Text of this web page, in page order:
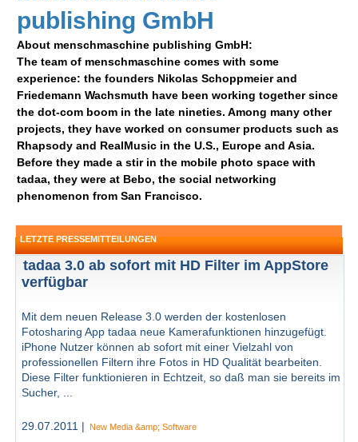
publishing GmbH
About menschmaschine publishing GmbH:
The team of menschmaschine comes with some
experience: the founders Nikolas Schoppmeier and
Friedemann Wachsmuth have been working together since
the dot-com boom in the late nineties. Among many other
projects, they have worked on consumer products such as
Rhapsody and RealMusic in the U.S., Europe and Asia.
Before they made a stir in the mobile photo space with
tadaa, they were at Bebo, the social networking
phenomenon from San Francisco.
LETZTE PRESSEMITTEILUNGEN
tadaa 3.0 ab sofort mit HD Filter im AppStore
verfügbar
Mit dem neuen Release 3.0 werden der kostenlosen
Fotosharing App tadaa neue Kamerafunktionen hinzugefügt.
iPhone Nutzer können ab sofort mit einer Vielzahl von
professionellen Filtern ihre Fotos in HD Qualität bearbeiten.
Diese Filter funktionieren in Echtzeit, so daß man sie bereits im
Sucher, ...
29.07.2011 | New Media &amp; Software